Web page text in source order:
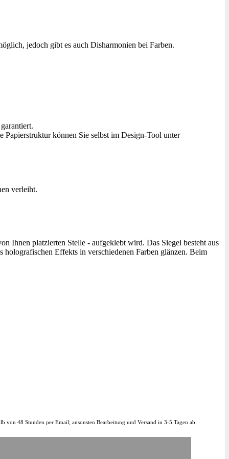
jedoch gibt es auch Disharmonien bei Farben.
Papierstruktur können Sie selbst im Design-Tool unter
verleiht.
Ihnen platzierten Stelle - aufgeklebt wird. Das Siegel besteht aus
Effekts in verschiedenen Farben glänzen. Beim
von 48 Stunden per Email; ansonsten Bearbeitung und Versand in 3-5 Tagen ab